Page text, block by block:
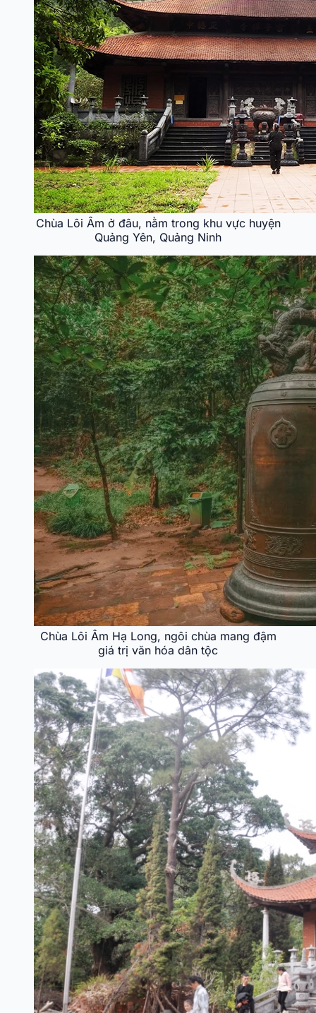
Chùa Lôi Âm ở đâu, nằm trong khu vực huyện
Quảng Yên, Quảng Ninh
Chùa Lôi Âm Hạ Long, ngôi chùa mang đậm
giá trị văn hóa dân tộc